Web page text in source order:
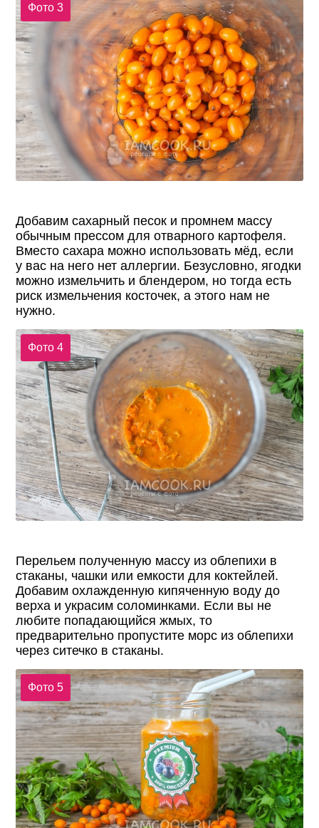
Фото 3
Добавим сахарный песок и промнем массу
обычным прессом для отварного картофеля.
Вместо сахара можно использовать мёд, если
у вас на него нет аллергии. Безусловно, ягодки
можно измельчить и блендером, но тогда есть
риск измельчения косточек, а этого нам не
нужно.
Фото 4
Перельем полученную массу из облепихи в
стаканы, чашки или емкости для коктейлей.
Добавим охлажденную кипяченную воду до
верха и украсим соломинками. Если вы не
любите попадающийся жмых, то
предварительно пропустите морс из облепихи
через ситечко в стаканы.
Фото 5